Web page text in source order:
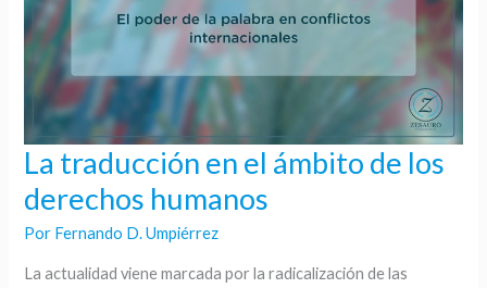
La traducción en el ámbito de los
derechos humanos
Por Fernando D. Umpiérrez
La actualidad viene marcada por la radicalización de las
La
en
el